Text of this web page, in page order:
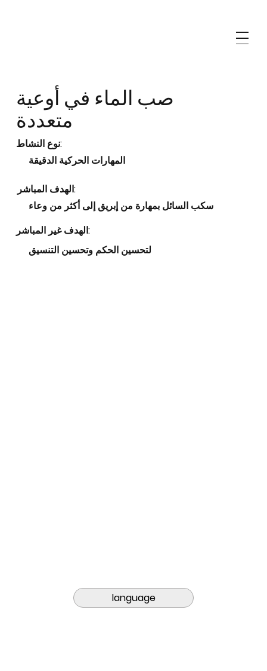
صب الماء في أوعية
متعددة
نوع النشاط:
المهارات الحركية الدقيقة
الهدف المباشر:
سكب السائل بمهارة من إبريق إلى أكثر من وعاء
الهدف غير المباشر:
لتحسين الحكم وتحسين التنسيق
language